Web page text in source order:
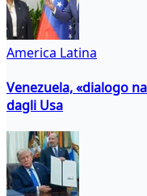
America Latina
Venezuela, «dialogo
dagli Usa